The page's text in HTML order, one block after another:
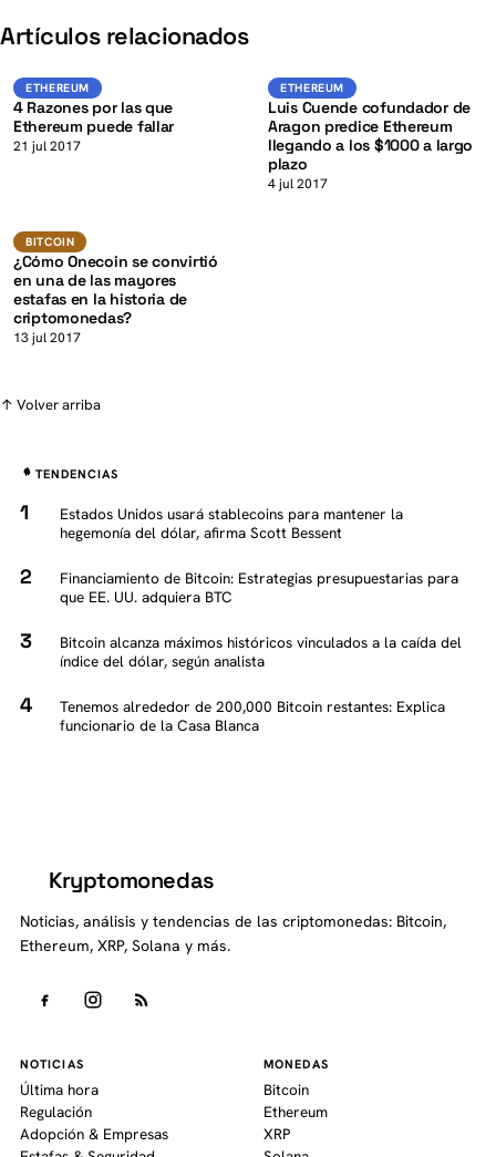
Artículos relacionados
ETHEREUM K
ETHEREUM
4 Razones por las que
Ethereum puede fallar
21 jul 2017
ETHEREUM ETH
ETHEREUM
Luis Cuende cofundador de
Aragon predice Ethereum
llegando a los $1000 a largo
plazo
4 jul 2017
K
BITCOIN
¿Cómo Onecoin se convirtió
en una de las mayores
estafas en la historia de
criptomonedas?
13 jul 2017
↑ Volver arriba
TENDENCIAS
Estados Unidos usará stablecoins para mantener la
hegemonía del dólar, afirma Scott Bessent
Financiamiento de Bitcoin: Estrategias presupuestarias para
que EE. UU. adquiera BTC
Bitcoin alcanza máximos históricos vinculados a la caída del
índice del dólar, según analista
Tenemos alrededor de 200,000 Bitcoin restantes: Explica
funcionario de la Casa Blanca
Kryptomonedas
Noticias, análisis y tendencias de las criptomonedas: Bitcoin,
Ethereum, XRP, Solana y más.
NOTICIAS
Última hora
Regulación
Adopción & Empresas
MONEDAS
Bitcoin
Ethereum
XRP